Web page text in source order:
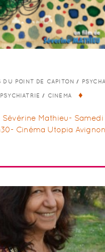
DU POINT DE CAPITON /
PSYCHIATRIE / CINÉMA
Sévérine Mathieu- Samedi
Cinéma Utopia Avignon